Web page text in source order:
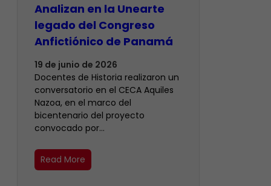
Analizan en la Unearte
legado del Congreso
Anfictiónico de Panamá
19 de junio de 2026
Docentes de Historia realizaron un
conversatorio en el CECA Aquiles
Nazoa, en el marco del
bicentenario del proyecto
convocado por…
Read More